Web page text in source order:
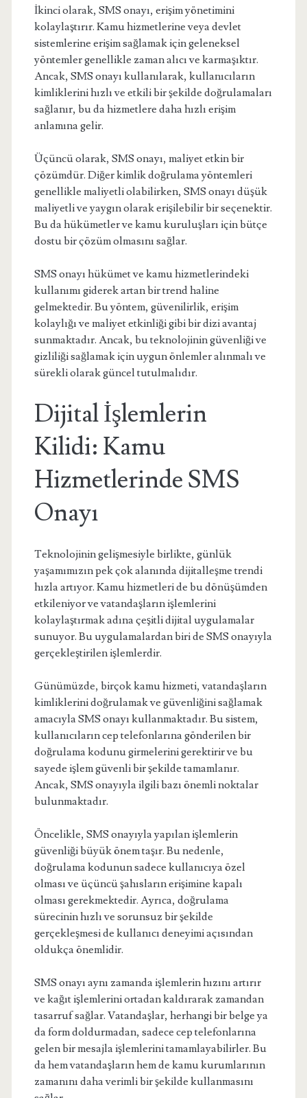
İkinci olarak, SMS onayı, erişim yönetimini
kolaylaştırır. Kamu hizmetlerine veya devlet
sistemlerine erişim sağlamak için geleneksel
yöntemler genellikle zaman alıcı ve karmaşıktır.
Ancak, SMS onayı kullanılarak, kullanıcıların
kimliklerini hızlı ve etkili bir şekilde doğrulamaları
sağlanır, bu da hizmetlere daha hızlı erişim
anlamına gelir.
Üçüncü olarak, SMS onayı, maliyet etkin bir
çözümdür. Diğer kimlik doğrulama yöntemleri
genellikle maliyetli olabilirken, SMS onayı düşük
maliyetli ve yaygın olarak erişilebilir bir seçenektir.
Bu da hükümetler ve kamu kuruluşları için bütçe
dostu bir çözüm olmasını sağlar.
SMS onayı hükümet ve kamu hizmetlerindeki
kullanımı giderek artan bir trend haline
gelmektedir. Bu yöntem, güvenilirlik, erişim
kolaylığı ve maliyet etkinliği gibi bir dizi avantaj
sunmaktadır. Ancak, bu teknolojinin güvenliği ve
gizliliği sağlamak için uygun önlemler alınmalı ve
sürekli olarak güncel tutulmalıdır.
Dijital İşlemlerin
Kilidi: Kamu
Hizmetlerinde SMS
Onayı
Teknolojinin gelişmesiyle birlikte, günlük
yaşamımızın pek çok alanında dijitalleşme trendi
hızla artıyor. Kamu hizmetleri de bu dönüşümden
etkileniyor ve vatandaşların işlemlerini
kolaylaştırmak adına çeşitli dijital uygulamalar
sunuyor. Bu uygulamalardan biri de SMS onayıyla
gerçekleştirilen işlemlerdir.
Günümüzde, birçok kamu hizmeti, vatandaşların
kimliklerini doğrulamak ve güvenliğini sağlamak
amacıyla SMS onayı kullanmaktadır. Bu sistem,
kullanıcıların cep telefonlarına gönderilen bir
doğrulama kodunu girmelerini gerektirir ve bu
sayede işlem güvenli bir şekilde tamamlanır.
Ancak, SMS onayıyla ilgili bazı önemli noktalar
bulunmaktadır.
Öncelikle, SMS onayıyla yapılan işlemlerin
güvenliği büyük önem taşır. Bu nedenle,
doğrulama kodunun sadece kullanıcıya özel
olması ve üçüncü şahısların erişimine kapalı
olması gerekmektedir. Ayrıca, doğrulama
sürecinin hızlı ve sorunsuz bir şekilde
gerçekleşmesi de kullanıcı deneyimi açısından
oldukça önemlidir.
SMS onayı aynı zamanda işlemlerin hızını artırır
ve kağıt işlemlerini ortadan kaldırarak zamandan
tasarruf sağlar. Vatandaşlar, herhangi bir belge ya
da form doldurmadan, sadece cep telefonlarına
gelen bir mesajla işlemlerini tamamlayabilirler. Bu
da hem vatandaşların hem de kamu kurumlarının
zamanını daha verimli bir şekilde kullanmasını